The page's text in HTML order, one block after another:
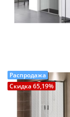
Распродажа
Скидка 65,19%